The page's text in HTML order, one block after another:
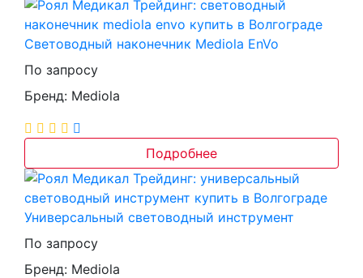
Световодный наконечник Mediola EnVo
По запросу
Бренд: Mediola
Подробнее
Универсальный световодный инструмент
По запросу
Бренд: Mediola